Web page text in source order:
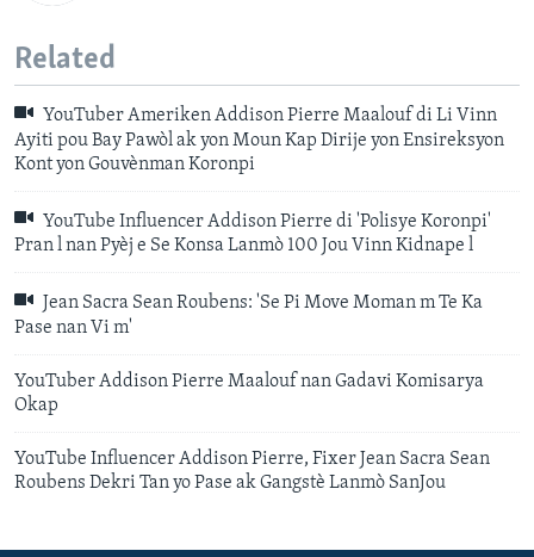
Related
YouTuber Ameriken Addison Pierre Maalouf di Li Vinn
Ayiti pou Bay Pawòl ak yon Moun Kap Dirije yon Ensireksyon
Kont yon Gouvènman Koronpi
YouTube Influencer Addison Pierre di 'Polisye Koronpi'
Pran l nan Pyèj e Se Konsa Lanmò 100 Jou Vinn Kidnape l
Jean Sacra Sean Roubens: 'Se Pi Move Moman m Te Ka
Pase nan Vi m'
YouTuber Addison Pierre Maalouf nan Gadavi Komisarya
Okap
YouTube Influencer Addison Pierre, Fixer Jean Sacra Sean
Roubens Dekri Tan yo Pase ak Gangstè Lanmò SanJou